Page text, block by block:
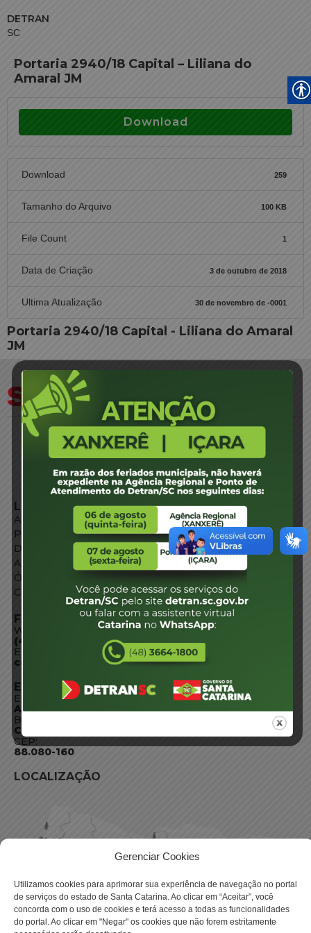
Gerenciar Cookies
Utilizamos cookies para aprimorar sua experiência de navegação no portal
de serviços do estado de Santa Catarina. Ao clicar em “Aceitar”, você
concorda com o uso de cookies e terá acesso a todas as funcionalidades
do portal. Ao clicar em "Negar" os cookies que não forem estritamente
DETRAN
SC
Portaria 2940/18 Capital – Liliana do
Amaral JM
Download
Download 259
Tamanho do Arquivo 100 KB
File Count 1
Data de Criação 3 de outubro de 2018
Ultima Atualização 30 de novembro de -0001
Portaria 2940/18 Capital - Liliana do Amaral
JM
LINKS EXTERNOS
Agência de Notícias
Portal de Serviços
Diário Oficial
Acesso à Informação
Órgãos do Governo
Conheça SC
FALE CONOSCO
WhatsApp:
(48) 3664-1800
E-mail:
centraldeinformacoes@detran.sc.gov.br
ENDEREÇO
Endereço:
Av. Almirante Tamandaré - 480
Bairro:
Coqueiros, Florianópolis SC
CEP:
88.080-160
LOCALIZAÇÃO